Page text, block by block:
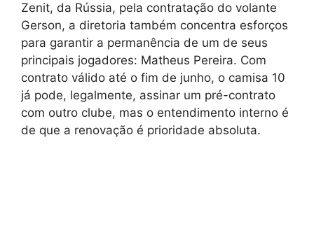
Zenit, da Rússia, pela contratação do volante
Gerson, a diretoria também concentra esforços
para garantir a permanência de um de seus
principais jogadores: Matheus Pereira. Com
contrato válido até o fim de junho, o camisa 10
já pode, legalmente, assinar um pré-contrato
com outro clube, mas o entendimento interno é
de que a renovação é prioridade absoluta.